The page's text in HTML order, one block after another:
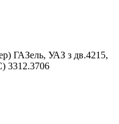
ГАЗель, УАЗ з дв.4215,
3312.3706